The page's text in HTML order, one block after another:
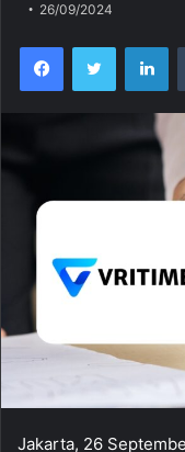
26/09/2024
Jakarta, 26